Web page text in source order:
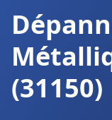
(31150)